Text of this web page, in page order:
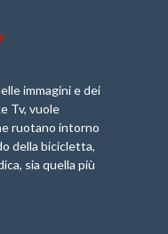
immagini e dei
Tv, vuole
ruotano intorno
della bicicletta,
sia quella più